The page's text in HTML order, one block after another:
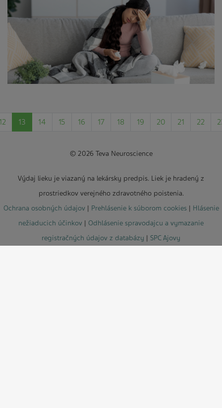
13 14 15 16 17 18 19 20 21 22
© 2026 Teva Neuroscience
Výdaj lieku je viazaný na lekársky predpis. Liek je hradený z
prostriedkov verejného zdravotného poistenia.
Ochrana osobných údajov| Prehlásenie k súborom cookies| Hlásenie
nežiaducich účinkov | Odhlásenie spravodajcu a vymazanie
registračných údajov z databázy | SPC Ajovy